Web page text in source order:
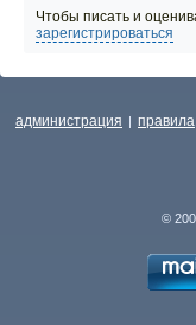
Чтобы писать и
зарегистрироваться
администрация | правила
©